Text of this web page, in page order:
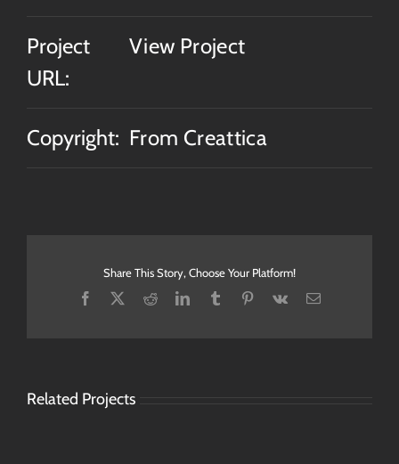
Project
URL:
View Project
Copyright: From Creattica
Share This Story, Choose Your Platform!
Facebook RedditLinkedInTumblr Pinterest
Vk Email
Related Projects